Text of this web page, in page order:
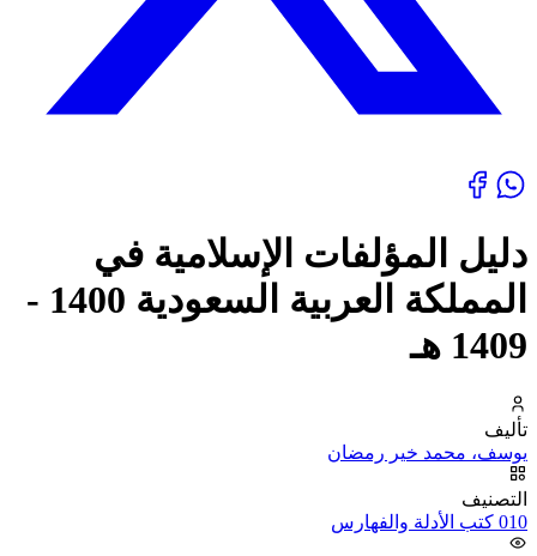
دليل المؤلفات الإسلامية في
المملكة العربية السعودية 1400 -
1409 هـ
تأليف
يوسف، محمد خير رمضان
التصنيف
010 كتب الأدلة والفهارس